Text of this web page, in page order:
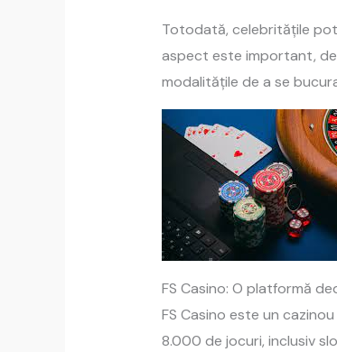
Totodată, celebritățile
aspect este important,
modalitățile de a se
FS Casino: O platformă
FS Casino este un
8.000 de jocuri, inclusiv